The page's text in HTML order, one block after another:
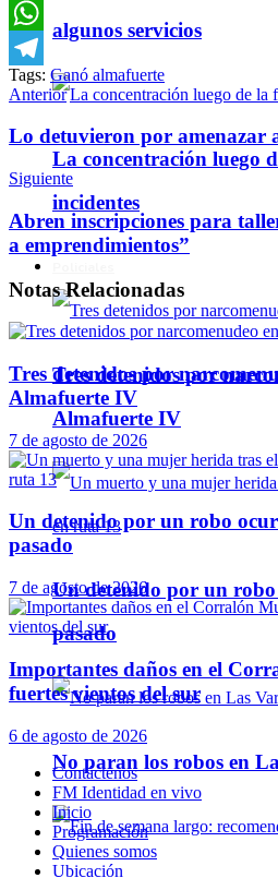
algunos servicios
La concentración luego
incidentes
Tres detenidos por
Almafuerte IV
Un detenido por un
pasado
No paran los robos en
Email
WhatsApp
Telegram
Tags: Ganó almafuerte
Anterior
Lo detuvieron por amenazar
Siguiente
Abren inscripciones para
a emprendimientos”
NotasRelacionadas
Tres detenidos por
Almafuerte IV
7 de agosto de 2026
Un detenido por un robo
pasado
7 de agosto de 2026
Importantes daños en el
fuertes vientos del sur
6 de agosto de 2026
Contáctenos
FM Identidad en vivo
Inicio
Programación
Quienes somos
Ubicación